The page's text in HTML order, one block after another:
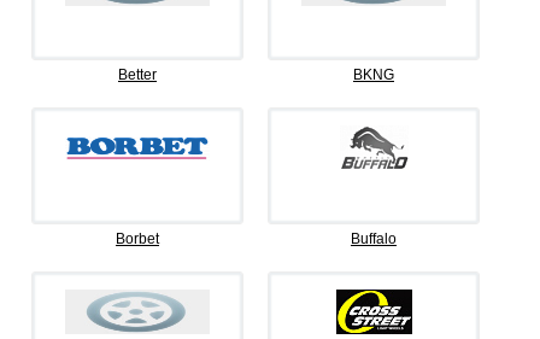
Better BKNG
Borbet Buffalo